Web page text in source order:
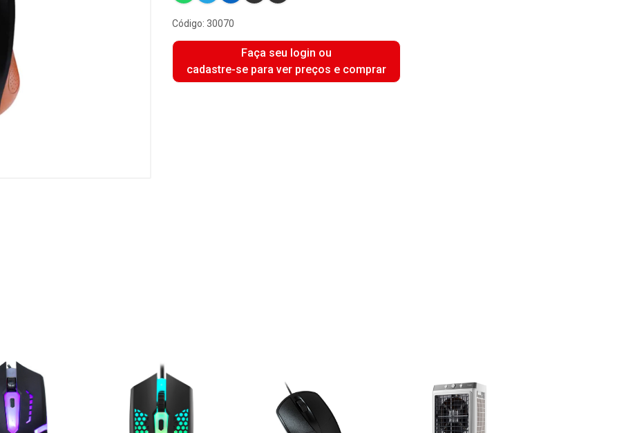
Código: 30070
Faça seu login ou
cadastre-se para ver preços e comprar